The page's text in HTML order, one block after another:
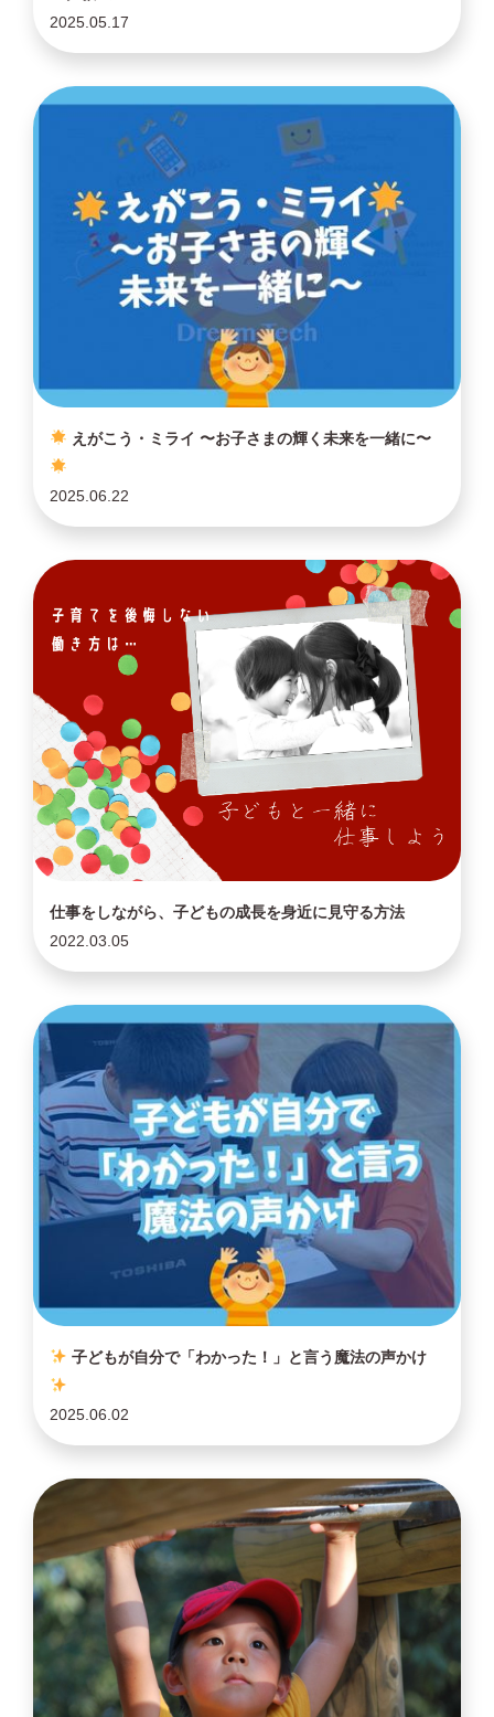
2025.05.17
えがこう・ミライ 〜お子さまの輝く未来を一緒に〜
2025.06.22
仕事をしながら、子どもの成長を身近に見守る方法
2022.03.05
子どもが自分で「わかった！」と言う魔法の声かけ
2025.06.02